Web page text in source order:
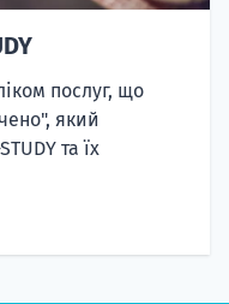
послуг, що
який
та їх